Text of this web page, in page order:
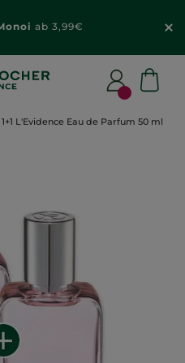
ab 3,99€
1+1 L'Evidence Eau de Parfum 50 ml